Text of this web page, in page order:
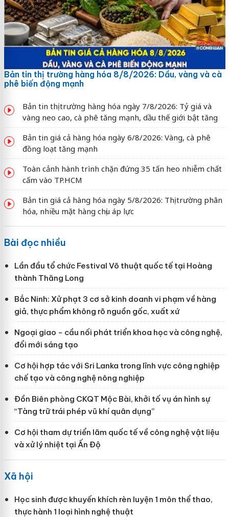
Bản tin thị trường hàng hóa 8/8/2026: Dầu, vàng và cà
phê biến động mạnh
Bản tin thị trường hàng hóa ngày 7/8/2026: Tỷ giá và
vàng neo cao, cà phê tăng mạnh, dầu thế giới bật tăng
Bản tin giá cả hàng hóa ngày 6/8/2026: Vàng, cà phê
đồng loạt tăng mạnh
Toàn cảnh hành trình chặn đứng 35 tấn heo nhiễm chất
cấm vào TP.HCM
Bản tin giá cả hàng hóa ngày 5/8/2026: Thị trường phân
hóa, nhiều mặt hàng chịu áp lực
Bài đọc nhiều
Lần đầu tổ chức Festival Võ thuật quốc tế tại Hoàng
thành Thăng Long
Bắc Ninh: Xử phạt 3 cơ sở kinh doanh vi phạm về hàng
giả, thực phẩm không rõ nguồn gốc, xuất xứ
Ngoại giao - cầu nối phát triển khoa học và công nghệ,
đổi mới sáng tạo
Cơ hội hợp tác với Sri Lanka trong lĩnh vực công nghiệp
chế tạo và công nghệ nông nghiệp
Đồn Biên phòng CKQT Mộc Bài, khởi tố vụ án hình sự
“Tàng trữ trái phép vũ khí quân dụng”
Cơ hội tham dự triển lãm quốc tế về công nghệ vật liệu
và xử lý nhiệt tại Ấn Độ
Xã hội
Học sinh được khuyến khích rèn luyện 1 môn thể thao,
thực hành 1 loại hình nghệ thuật